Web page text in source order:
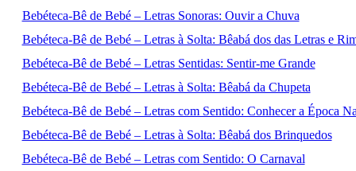
Bebéteca-Bê de Bebé – Letras Sonoras: Ouvir a Chuva
Bebéteca-Bê de Bebé – Letras à Solta: Bêabá dos das Letras e
Bebéteca-Bê de Bebé – Letras Sentidas: Sentir-me Grande
Bebéteca-Bê de Bebé – Letras à Solta: Bêabá da Chupeta
Bebéteca-Bê de Bebé – Letras com Sentido: Conhecer a Época
Bebéteca-Bê de Bebé – Letras à Solta: Bêabá dos Brinquedos
Bebéteca-Bê de Bebé – Letras com Sentido: O Carnaval